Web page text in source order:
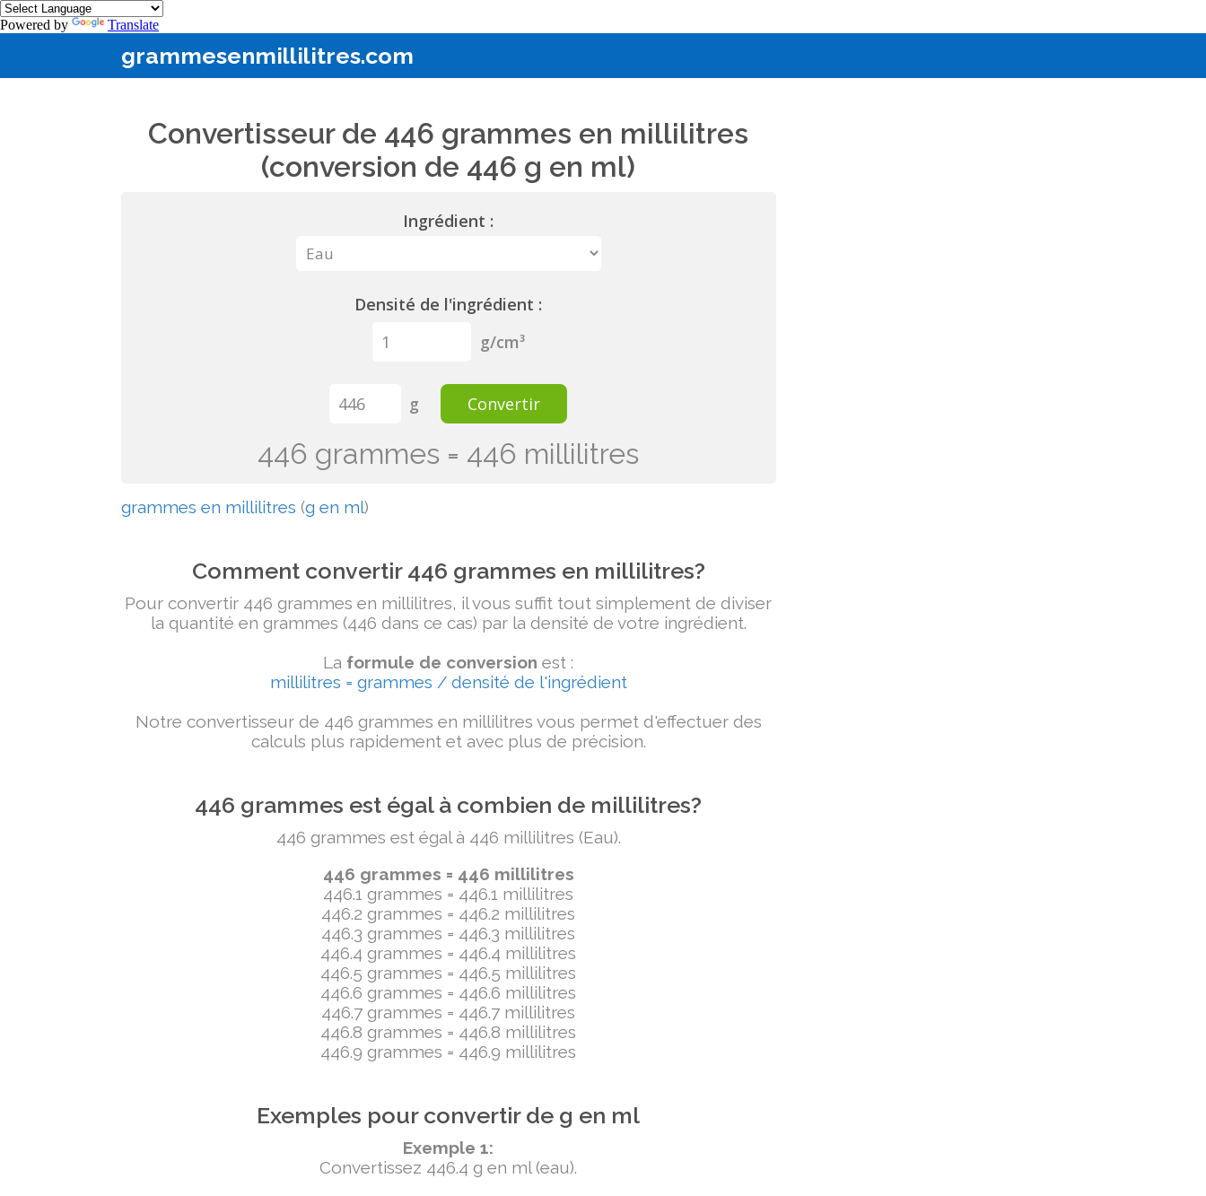
Powered by Translate
grammesenmillilitres.com
Convertisseur de 446 grammes en millilitres
(conversion de 446 g en ml)
Ingrédient :
Densité de l'ingrédient :
g/cm³
g Convertir
446 grammes = 446 millilitres
grammes en millilitres (g en ml)
Comment convertir 446 grammes en millilitres?
Pour convertir 446 grammes en millilitres, il vous suffit tout simplement de diviser
la quantité en grammes (446 dans ce cas) par la densité de votre ingrédient.
La formule de conversion est :
millilitres = grammes / densité de l'ingrédient
Notre convertisseur de 446 grammes en millilitres vous permet d'effectuer des
calculs plus rapidement et avec plus de précision.
446 grammes est égal à combien de millilitres?
446 grammes est égal à 446 millilitres (Eau).
446 grammes = 446 millilitres
446.1 grammes = 446.1 millilitres
446.2 grammes = 446.2 millilitres
446.3 grammes = 446.3 millilitres
446.4 grammes = 446.4 millilitres
446.5 grammes = 446.5 millilitres
446.6 grammes = 446.6 millilitres
446.7 grammes = 446.7 millilitres
446.8 grammes = 446.8 millilitres
446.9 grammes = 446.9 millilitres
Exemples pour convertir de g en ml
Exemple 1:
Convertissez 446.4 g en ml (eau).